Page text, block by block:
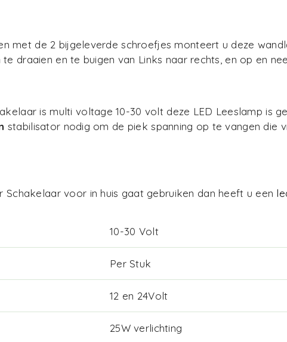
met de 2 bijgeleverde schroefjes monteert u deze
draaien en te buigen van Links naar rechts, en op en
is multi voltage 10-30 volt deze LED Leeslamp is
stabilisator nodig om de piek spanning op te vangen die
Schakelaar voor in huis gaat gebruiken dan heeft u een
10-30 Volt
Per Stuk
12 en 24Volt
25W verlichting